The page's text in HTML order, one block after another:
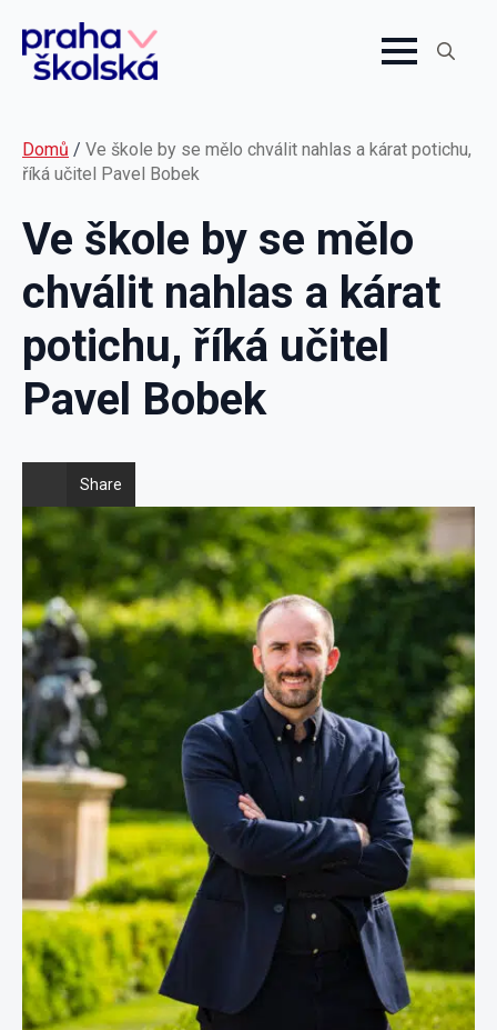
Domů / Ve škole by se mělo chválit nahlas a kárat potichu,
říká učitel Pavel Bobek
Ve škole by se mělo
chválit nahlas a kárat
potichu, říká učitel
Pavel Bobek
Share